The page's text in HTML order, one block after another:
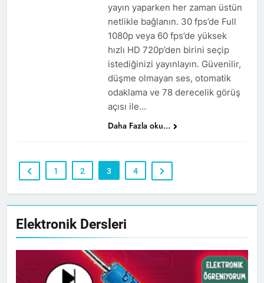
Elektronik Dersleri
yayın yaparken her zaman üstün
netlikle bağlanın. 30 fps’de Full
1080p veya 60 fps’de yüksek
hızlı HD 720p’den birini seçip
istediğinizi yayınlayın. Güvenilir,
düşme olmayan ses, otomatik
odaklama ve 78 derecelik görüş
açısı ile…
Daha Fazla oku...
1 2 3 4